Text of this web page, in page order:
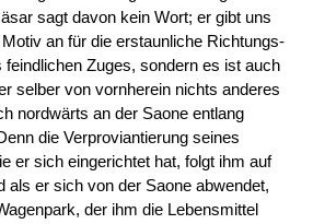
sagt davon kein Wort; er gibt uns
an für die erstaunliche Richtungs-
feindlichen Zuges, sondern es ist auch
selber von vornherein nichts anderes
nordwärts an der Saone entlang
die Verproviantierung seines
er sich eingerichtet hat, folgt ihm auf
als er sich von der Saone abwendet,
der ihm die Lebensmittel